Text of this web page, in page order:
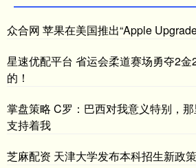
众合网 苹果在美国推出“Apple
星速优配平台 省运会柔道赛场勇夺2
的！
掌盘策略 C罗：巴西对我意义特别，
支持着我
芝麻配资 天津大学发布本科招生新政策